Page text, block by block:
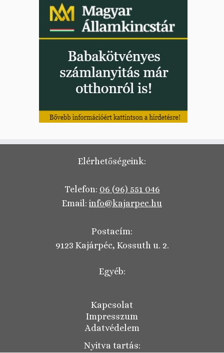
Elérhetőségeink:
Telefon: 06 (96) 551 046
Email: info@kajarpec.hu
Postacím:
9123 Kajárpéc, Kossuth u. 2.
Egyéb:
Kapcsolat
Impresszum
Adatvédelem
Nyitva tartás: